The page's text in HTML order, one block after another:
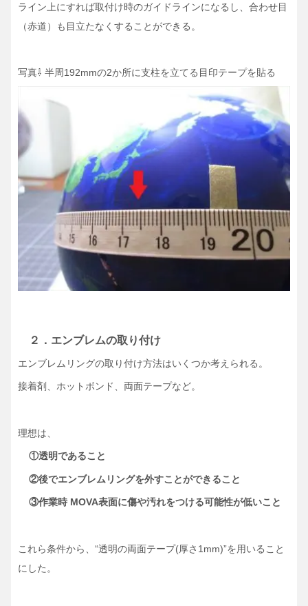
ライン上にすれば取付け時のガイドラインになるし、合わせ目
（赤道）も目立たなくすることができる。
写真⇩ 半周192mmの2か所に支柱を立てる目印テープを貼る
２．エンブレムの取り付け
エンブレムリングの取り付け方法はいくつか考えられる。
接着剤、ホットボンド、両面テープなど。
理想は、
①透明であること
②後でエンブレムリングを外すことができること
③作業時 MOVA表面に傷や汚れをつける可能性が低いこと
これら条件から、“透明の両面テープ(厚さ1mm)”を用いること
にした。